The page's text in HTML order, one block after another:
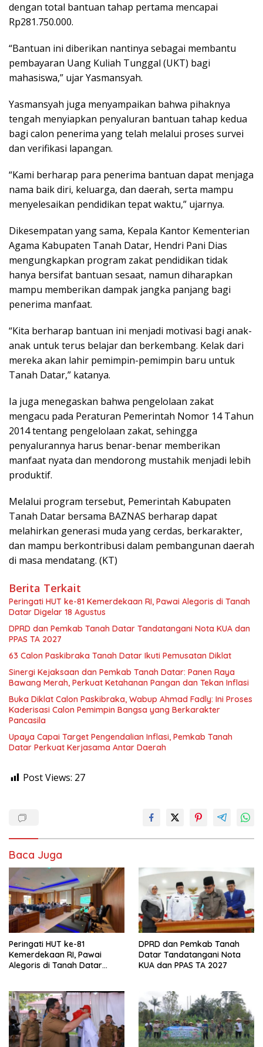
dengan total bantuan tahap pertama mencapai
Rp281.750.000.
“Bantuan ini diberikan nantinya sebagai membantu
pembayaran Uang Kuliah Tunggal (UKT) bagi
mahasiswa,” ujar Yasmansyah.
Yasmansyah juga menyampaikan bahwa pihaknya
tengah menyiapkan penyaluran bantuan tahap kedua
bagi calon penerima yang telah melalui proses survei
dan verifikasi lapangan.
“Kami berharap para penerima bantuan dapat menjaga
nama baik diri, keluarga, dan daerah, serta mampu
menyelesaikan pendidikan tepat waktu,” ujarnya.
Dikesempatan yang sama, Kepala Kantor Kementerian
Agama Kabupaten Tanah Datar, Hendri Pani Dias
mengungkapkan program zakat pendidikan tidak
hanya bersifat bantuan sesaat, namun diharapkan
mampu memberikan dampak jangka panjang bagi
penerima manfaat.
“Kita berharap bantuan ini menjadi motivasi bagi anak-
anak untuk terus belajar dan berkembang. Kelak dari
mereka akan lahir pemimpin-pemimpin baru untuk
Tanah Datar,” katanya.
Ia juga menegaskan bahwa pengelolaan zakat
mengacu pada Peraturan Pemerintah Nomor 14 Tahun
2014 tentang pengelolaan zakat, sehingga
penyalurannya harus benar-benar memberikan
manfaat nyata dan mendorong mustahik menjadi lebih
produktif.
Melalui program tersebut, Pemerintah Kabupaten
Tanah Datar bersama BAZNAS berharap dapat
melahirkan generasi muda yang cerdas, berkarakter,
dan mampu berkontribusi dalam pembangunan daerah
di masa mendatang. (KT)
Berita Terkait
Peringati HUT ke-81 Kemerdekaan RI, Pawai Alegoris di Tanah
Datar Digelar 18 Agustus
DPRD dan Pemkab Tanah Datar Tandatangani Nota KUA dan
PPAS TA 2027
63 Calon Paskibraka Tanah Datar Ikuti Pemusatan Diklat
Sinergi Kejaksaan dan Pemkab Tanah Datar: Panen Raya
Bawang Merah, Perkuat Ketahanan Pangan dan Tekan Inflasi
Buka Diklat Calon Paskibraka, Wabup Ahmad Fadly: Ini Proses
Kaderisasi Calon Pemimpin Bangsa yang Berkarakter
Pancasila
Upaya Capai Target Pengendalian Inflasi, Pemkab Tanah
Datar Perkuat Kerjasama Antar Daerah
Post Views: 27
Baca Juga
Peringati HUT ke-81
Kemerdekaan RI, Pawai
Alegoris di Tanah Datar
DPRD dan Pemkab Tanah
Datar Tandatangani Nota
KUA dan PPAS TA 2027